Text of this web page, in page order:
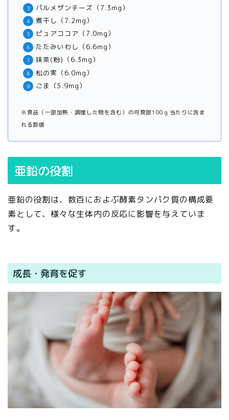
パルメザンチーズ（7.3mg）
煮干し（7.2mg）
ピュアココア（7.0mg）
たたみいわし（6.6mg）
抹茶(粉)（6.3mg）
松の実（6.0mg）
ごま（5.9mg）
※食品（一部加熱・調理した物を含む）の可食部100ｇ当たりに含ま
れる数値
亜鉛の役割
亜鉛の役割は、数百におよぶ酵素タンパク質の構成要
素として、様々な生体内の反応に影響を与えていま
す。
成長・発育を促す